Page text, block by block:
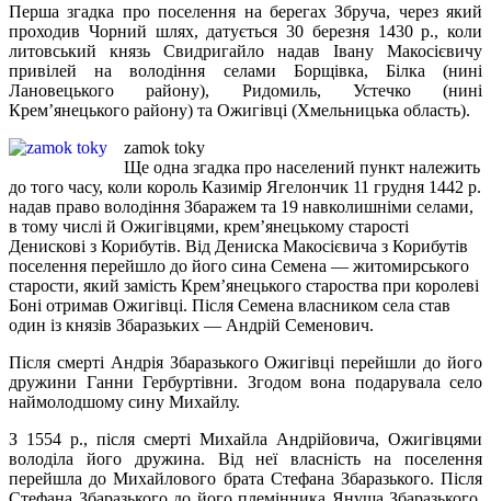
Перша згадка про поселення на берегах Збруча, через який
проходив Чорний шлях, датується 30 березня 1430p., коли
литовський князь Свидригайло надав Івану Макосієвичу
привілей на володіння селами Борщівка, Білка (нині
Лановецького району), Ридомиль, Устечко (нині
Крем’янецького району) та Ожигівці (Хмельницька область).
zamok toky
Ще одна згадка про населений пункт належить
до того часу, коли король Казимір Ягелончик 11 грудня 1442 р.
надав право володіння Збаражем та 19 навколишніми селами,
в тому числі й Ожигівцями, крем’янецькому старості
Денискові з Корибутів. Від Дениска Макосієвича з Корибутів
поселення перейшло до його сина Семена — житомирського
старости, який замість Крем’янецького староства при королеві
Боні отримав Ожигівці. Після Семена власником села став
один із князів Збаразьких — Андрій Семенович.
Після смерті Андрія Збаразького Ожигівці перейшли до його
дружини Ганни Гербуртівни. Згодом вона подарувала село
наймолодшому сину Михайлу.
З 1554 p., після смерті Михайла Андрійовича, Ожигівцями
володіла його дружина. Від неї власність на поселення
перейшла до Михайлового брата Стефана Збаразького. Після